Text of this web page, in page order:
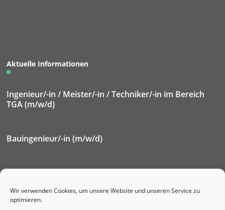
Wir verwenden Cookies, um unsere Website und unseren Service zu
optimieren.
Aktuelle Informationen
Ingenieur/-in / Meister/-in / Techniker/-in im Bereich
TGA (m/w/d)
Bauingenieur/-in (m/w/d)
Elektroniker/-in für Betriebstechnik (m/w/d)
Ausbildung Immobilienkaufmann/-frau (m/w/d)